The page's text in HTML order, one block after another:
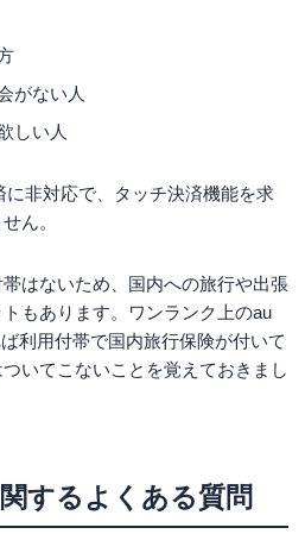
ード ・ご本人名義の通帳、キャッシ
ない方】 ・マイナンバーカードもし
くは各種被保険者証 ・ご本人さまの
がない人
しい人
に非対応で、タッチ決済機能を求
ん。
はないため、国内への旅行や出張
もあります。ワンランク上のau
利用付帯で国内旅行保険が付いて
いてこないことを覚えておきまし
するよくある質問